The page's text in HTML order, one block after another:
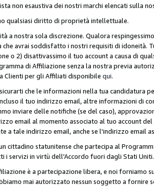
non esaustiva dei nostri marchi elencati sulla
qualsiasi diritto di proprietà intellettuale.
a nostra sola discrezione. Qualora
avrai soddisfatto i nostri requisiti di idoneità.
o 2) disattivassimo il tuo account a causa di
di Affiliazione senza la nostra previa
Clienti per gli Affiliati disponibile qui.
che le informazioni nella tua candidatura
il tuo indirizzo email, altre informazioni di
inviare delle notifiche (se del caso),
email al momento associato al tuo account
a tale indirizzo email, anche se l'indirizzo email
cittadino statunitense che partecipa al
i servizi in virtù dell'Accordo fuori dagli Stati
è a partecipazione libera, e noi forniamo
mai autorizzato nessun soggetto a fornire